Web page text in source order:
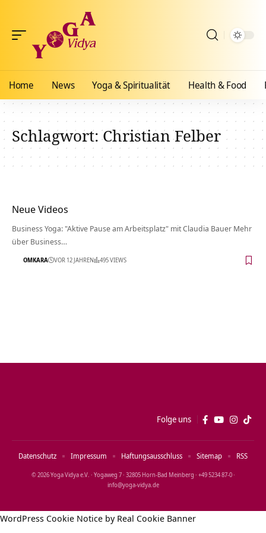
Home News Yoga & Spiritualität Health & Food
Schlagwort:Christian Felber
Neue Videos
Business Yoga: "Aktive Pause am Arbeitsplatz" mit Claudia Bauer Mehr
über Business…
OMKARA VOR 12 JAHREN 495 VIEWS
Folge uns
© 2026 Yoga Vidya e.V. · Yogaweg 7 · 32805 Horn‑Bad Meinberg · +49 5234 87‑0 ·
info@yoga‑vidya.de
Datenschutz Impressum Haftungsausschluss Sitemap RSS
WordPress Cookie Notice by Real Cookie Banner